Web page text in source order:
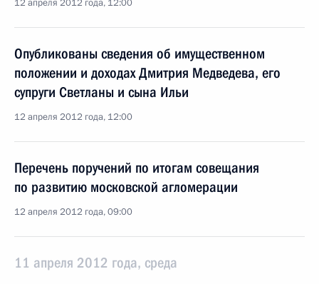
12 апреля 2012 года, 12:00
Опубликованы сведения об имущественном
положении и доходах Дмитрия Медведева, его
супруги Светланы и сына Ильи
12 апреля 2012 года, 12:00
Перечень поручений по итогам совещания
по развитию московской агломерации
12 апреля 2012 года, 09:00
11 апреля 2012 года, среда